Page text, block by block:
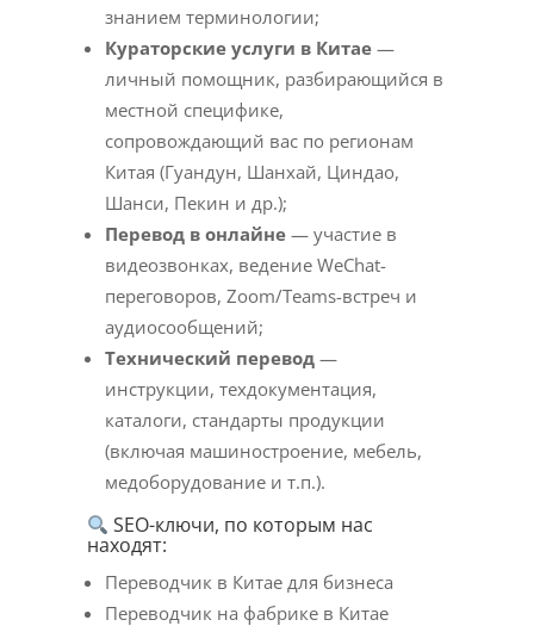
знанием терминологии;
Кураторские услуги в Китае —
личный помощник, разбирающийся в
местной специфике,
сопровождающий вас по регионам
Китая (Гуандун, Шанхай, Циндао,
Шанси, Пекин и др.);
Перевод в онлайне — участие в
видеозвонках, ведение WeChat-
переговоров, Zoom/Teams-встреч и
аудиосообщений;
Технический перевод —
инструкции, техдокументация,
каталоги, стандарты продукции
(включая машиностроение, мебель,
медоборудование и т.п.).
SEO-ключи, по которым нас
находят:
Переводчик в Китае для бизнеса
Переводчик на фабрике в Китае